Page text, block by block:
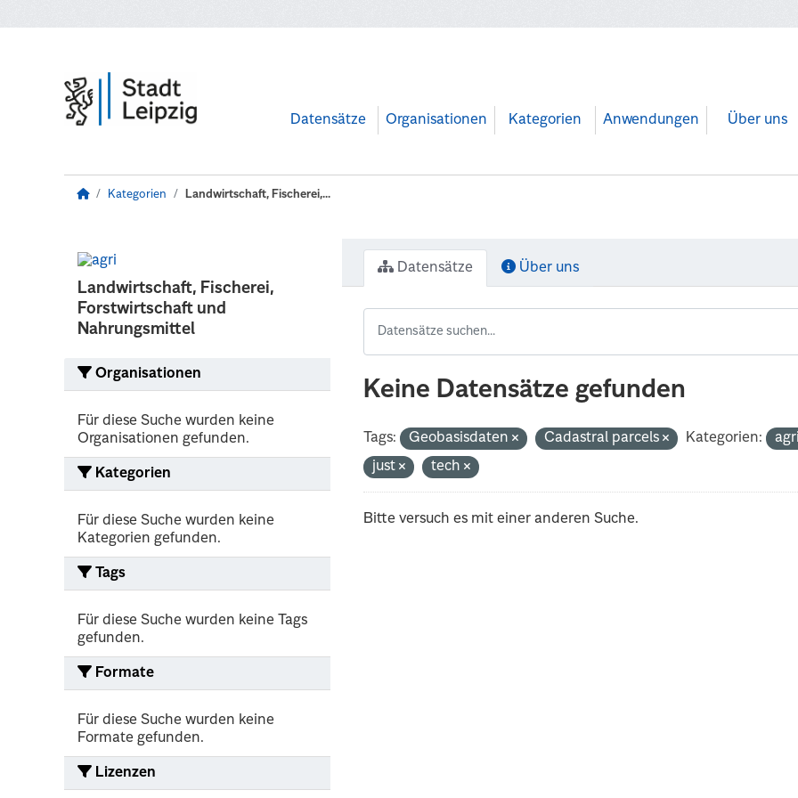
Datensätze Organisationen Kategorien Anwendungen Über uns
Kategorien Landwirtschaft, Fischerei,...
Landwirtschaft, Fischerei,
Forstwirtschaft und
Nahrungsmittel
Organisationen
Für diese Suche wurden keine
Organisationen gefunden.
Kategorien
Für diese Suche wurden keine
Kategorien gefunden.
Tags
Für diese Suche wurden keine Tags
gefunden.
Formate
Für diese Suche wurden keine
Formate gefunden.
Lizenzen
Datensätze Über uns
Keine Datensätze gefunden
Tags: Geobasisdaten Cadastral parcels Kategorien:
just
tech
Bitte versuch es mit einer anderen Suche.